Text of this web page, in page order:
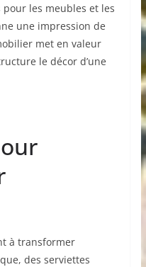
les meubles et les
une impression de
met en valeur
le décor d’une
à transformer
des serviettes